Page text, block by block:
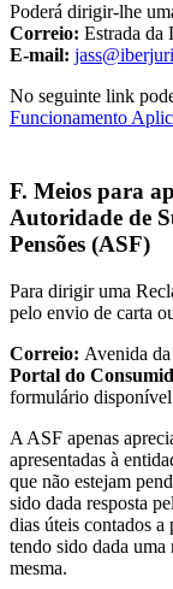
Poderá dirigir-lhe
Correio: Estrada da
E-mail:
No seguinte link
Funcionamento
F. Meios para
Autoridade de
Pensões (ASF)
Para dirigir uma
pelo envio de carta
Correio: Avenida
Portal do
formulário
A ASF apenas
apresentadas à
que não estejam
sido dada resposta
dias úteis contados a
tendo sido dada uma
mesma.